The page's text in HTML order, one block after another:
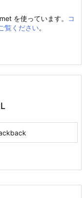
を使っています。
コ
覧ください。